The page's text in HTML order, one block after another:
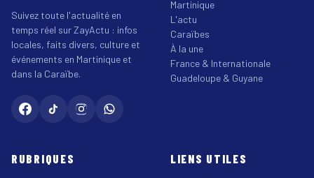
Suivez toute l'actualité en
temps réel sur ZayActu : infos
locales, faits divers, culture et
événements en Martinique et
dans la Caraïbe.
Martinique
L'actu
Caraïbes
À la une
France & Internationale
Guadeloupe & Guyane
RUBRIQUES LIENS UTILES